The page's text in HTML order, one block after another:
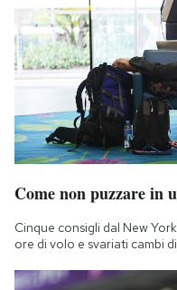
Come non puzzare in
Cinque consigli dal New
ore di volo e svariati cambi